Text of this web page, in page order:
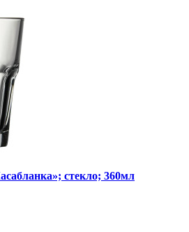
стекло; 360мл